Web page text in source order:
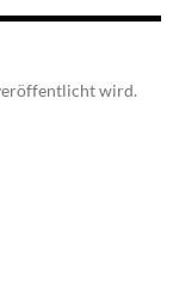
wird.